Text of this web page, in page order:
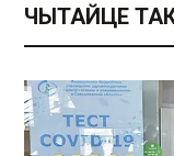
ЧЫТАЙЦЕ